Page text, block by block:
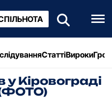
СтаттіВироки
у Кіровограді
(ФОТО)